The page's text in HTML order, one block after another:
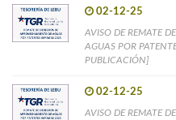
02-12-25
AVISO DE REMATE
AGUAS POR
PUBLICACIÓN]
02-12-25
AVISO DE REMATE